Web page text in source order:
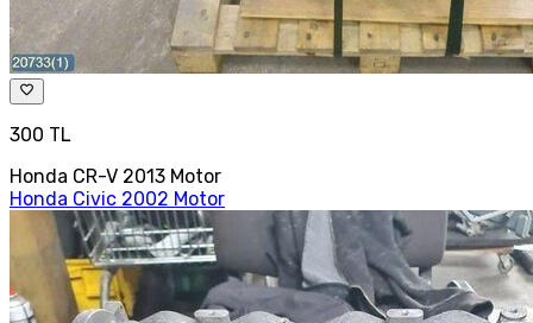
300 TL
Honda CR-V 2013 Motor
Honda Civic 2002 Motor